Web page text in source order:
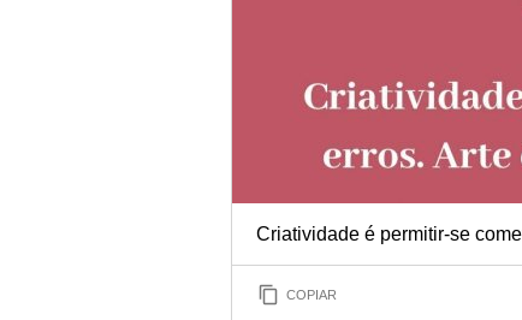
Criatividade é permitir-se
COPIAR